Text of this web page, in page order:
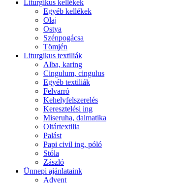
Liturgikus kellékek
Egyéb kellékek
Olaj
Ostya
Szénpogácsa
Tömjén
Liturgikus textiliák
Alba, karing
Cingulum, cingulus
Egyéb textiliák
Felvarró
Kehelyfelszerelés
Keresztelési ing
Miseruha, dalmatika
Oltártextilia
Palást
Papi civil ing, póló
Stóla
Zászló
Ünnepi ajánlataink
Advent